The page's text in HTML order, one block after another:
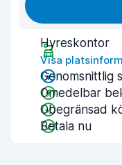
Hyreskontor
Visa
Genomsnittlig
Omedelbar
Obegränsad
Betala nu